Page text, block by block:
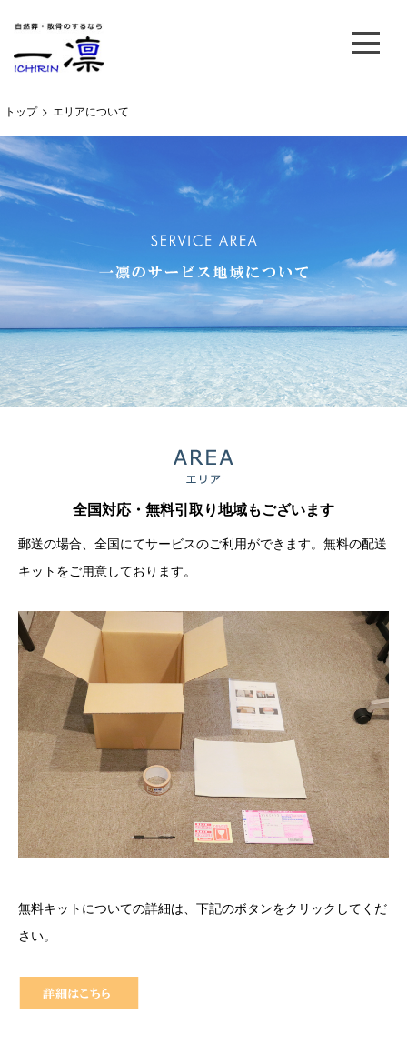
トップ > エリアについて
全国対応・無料引取り地域もございます
郵送の場合、全国にてサービスのご利用ができます。無料の配送
キットをご用意しております。
無料キットについての詳細は、下記のボタンをクリックしてくだ
さい。